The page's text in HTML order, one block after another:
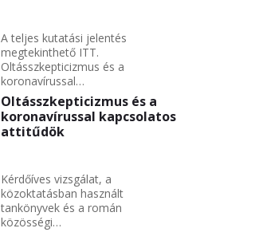
Oltásszkepticizmus és a
koronavírussal kapcsolatos
attitűdök
A teljes kutatási jelentés
megtekinthető ITT.
Oltásszkepticizmus és a
koronavírussal…
Kérdőíves vizsgálat, a
közoktatásban használt
tankönyvek és a román
közösségi…